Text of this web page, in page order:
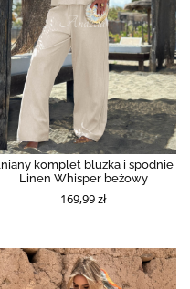
komplet bluzka i spodnie
Linen Whisper beżowy
169,99 zł